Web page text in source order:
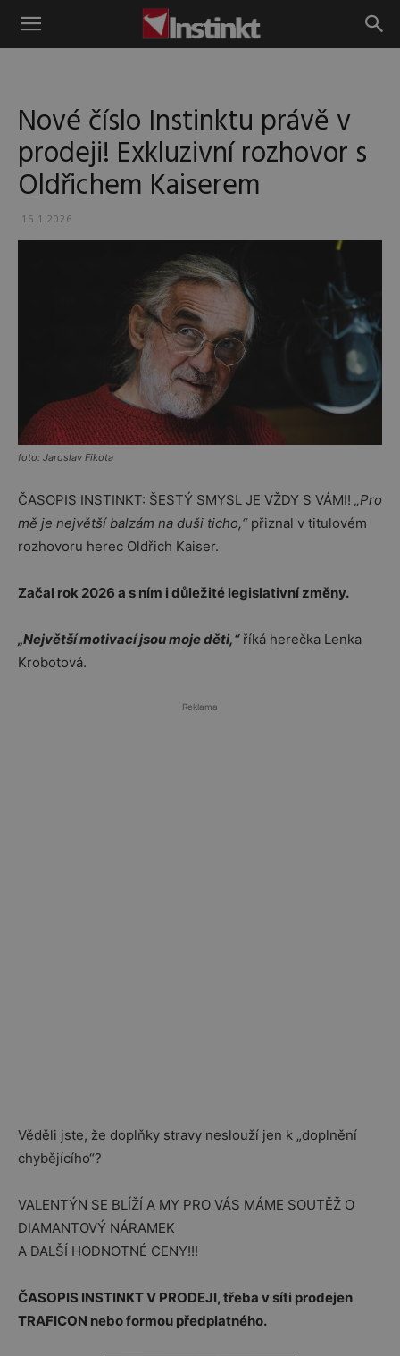
Instinkt
Nové číslo Instinktu právě v
prodeji! Exkluzivní rozhovor s
Oldřichem Kaiserem
15.1.2026
foto: Jaroslav Fikota
ČASOPIS INSTINKT: ŠESTÝ SMYSL JE VŽDY S VÁMI! „Pro
mě je největší balzám na duši ticho,“ přiznal v titulovém
rozhovoru herec Oldřich Kaiser.
Začal rok 2026 a s ním i důležité legislativní změny.
„Největší motivací jsou moje děti,“říká herečka Lenka
Krobotová.
Reklama
Věděli jste, že doplňky stravy neslouží jen k „doplnění
chybějícího“?
VALENTÝN SE BLÍŽÍ A MY PRO VÁS MÁME SOUTĚŽ O
DIAMANTOVÝ NÁRAMEK
A DALŠÍ HODNOTNÉ CENY!!!
ČASOPIS INSTINKT V PRODEJI, třeba v síti prodejen
TRAFICON nebo formou předplatného.